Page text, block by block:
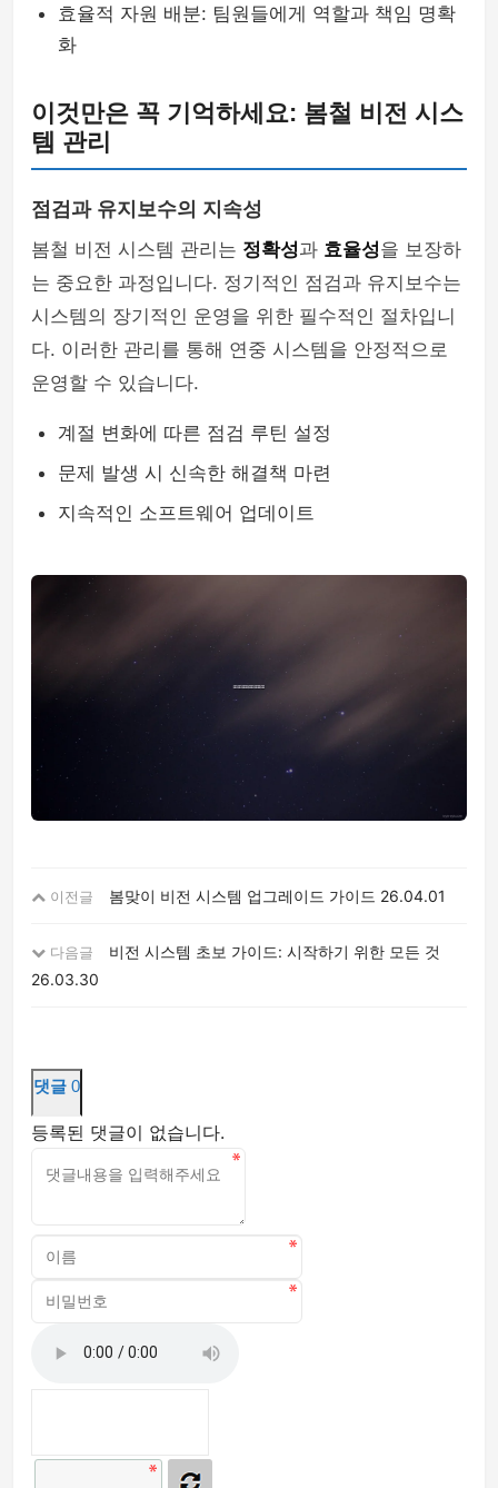
효율적 자원 배분: 팀원들에게 역할과 책임 명확
화
이것만은 꼭 기억하세요: 봄철 비전 시스
템 관리
점검과 유지보수의 지속성
봄철 비전 시스템 관리는 정확성과 효율성을 보장하
는 중요한 과정입니다. 정기적인 점검과 유지보수는
시스템의 장기적인 운영을 위한 필수적인 절차입니
다. 이러한 관리를 통해 연중 시스템을 안정적으로
운영할 수 있습니다.
계절 변화에 따른 점검 루틴 설정
문제 발생 시 신속한 해결책 마련
지속적인 소프트웨어 업데이트
이전글 봄맞이 비전 시스템 업그레이드 가이드 26.04.01
다음글
비전 시스템 초보 가이드: 시작하기 위한 모든 것
26.03.30
댓글 0
등록된 댓글이 없습니다.